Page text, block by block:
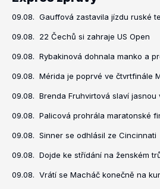
09.08. Gauffová zastavila jízdu ruské
09.08. 22 Čechů si zahraje US Open
09.08. Rybakinová dohnala manko a
09.08. Mérida je poprvé ve čtvrtfinále
09.08. Brenda Fruhvirtová slaví jasnou
09.08. Palicová prohrála maratonské
09.08. Sinner se odhlásil ze Cincinnati
09.08. Dojde ke střídání na ženském
09.08. Vrátí se Macháč konečně na